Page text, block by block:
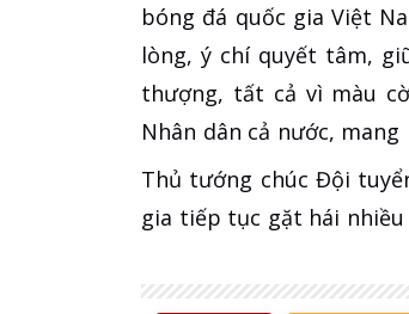
bóng đá quốc gia Việt
lòng, ý chí quyết tâm,
thượng, tất cả vì màu
Nhân dân cả nước,
Thủ tướng chúc Đội
gia tiếp tục gặt hái